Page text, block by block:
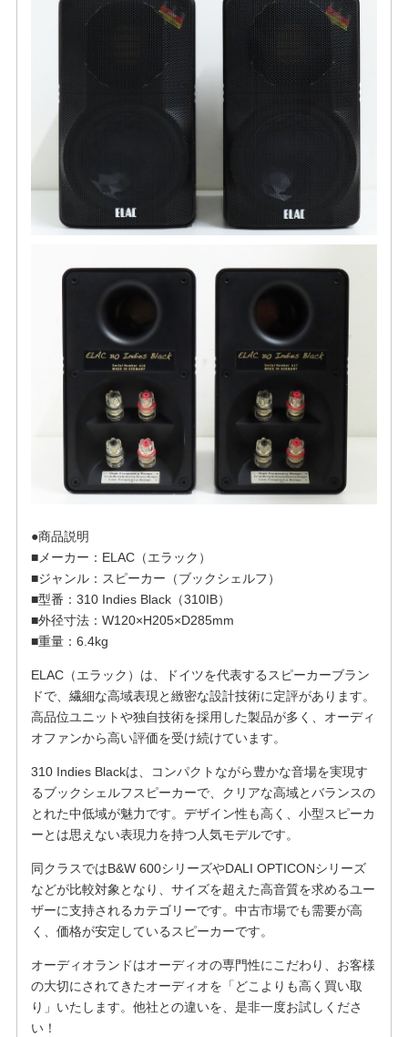
●商品説明
■メーカー：ELAC（エラック）
■ジャンル：スピーカー（ブックシェルフ）
■型番：310 Indies Black（310IB）
■外径寸法：W120×H205×D285mm
■重量：6.4kg
ELAC（エラック）は、ドイツを代表するスピーカーブラン
ドで、繊細な高域表現と緻密な設計技術に定評があります。
高品位ユニットや独自技術を採用した製品が多く、オーディ
オファンから高い評価を受け続けています。
310 Indies Blackは、コンパクトながら豊かな音場を実現す
るブックシェルフスピーカーで、クリアな高域とバランスの
とれた中低域が魅力です。デザイン性も高く、小型スピーカ
ーとは思えない表現力を持つ人気モデルです。
同クラスではB&W 600シリーズやDALI OPTICONシリーズ
などが比較対象となり、サイズを超えた高音質を求めるユー
ザーに支持されるカテゴリーです。中古市場でも需要が高
く、価格が安定しているスピーカーです。
オーディオランドはオーディオの専門性にこだわり、お客様
の大切にされてきたオーディオを「どこよりも高く買い取
り」いたします。他社との違いを、是非一度お試しくださ
い！